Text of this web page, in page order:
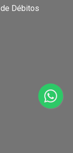
Débitos